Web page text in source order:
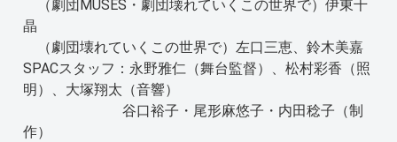
（劇団MUSES・劇団壊れていくこの世界で）伊東千
晶
（劇団壊れていくこの世界で）左口三恵、鈴木美嘉
SPACスタッフ：永野雅仁（舞台監督）、松村彩香（照
明）、大塚翔太（音響）
谷口裕子・尾形麻悠子・内田稔子（制
作）